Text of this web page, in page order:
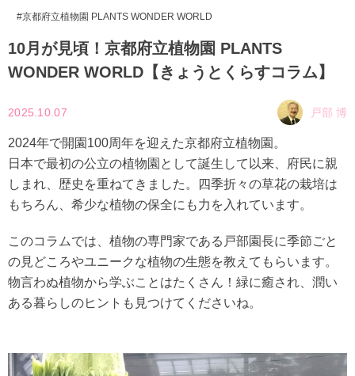
京都府立植物園 PLANTS WONDER WORLD
10月が見頃！京都府立植物園 PLANTS
WONDER WORLD【きょうとくらすコラム】
2025.10.07 戸部 博
2024年で開園100周年を迎えた京都府立植物園。
日本で最初の公立の植物園として誕生して以来、府民に親
しまれ、歴史を重ねてきました。四季折々の草花の栽培は
もちろん、希少な植物の保全にも力を入れています。
このコラムでは、植物の専門家である戸部園長に季節ごと
の見どころやユニークな植物の生態を教えてもらいます。
物言わぬ植物から学ぶことはたくさん！緑に癒され、潤い
ある暮らしのヒントも見つけてくださいね。